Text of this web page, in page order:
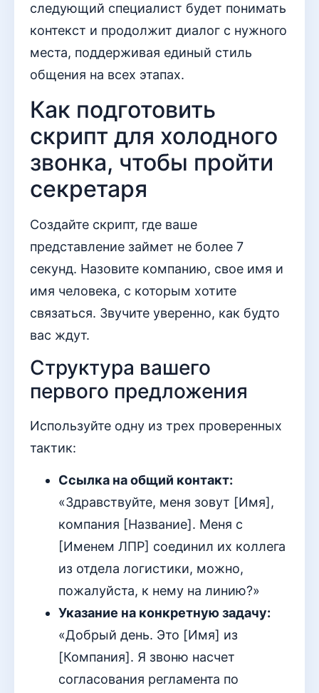
следующий специалист будет понимать
контекст и продолжит диалог с нужного
места, поддерживая единый стиль
общения на всех этапах.
Как подготовить
скрипт для холодного
звонка, чтобы пройти
секретаря
Создайте скрипт, где ваше
представление займет не более 7
секунд. Назовите компанию, свое имя и
имя человека, с которым хотите
связаться. Звучите уверенно, как будто
вас ждут.
Структура вашего
первого предложения
Используйте одну из трех проверенных
тактик:
Ссылка на общий контакт:
«Здравствуйте, меня зовут [Имя],
компания [Название]. Меня с
[Именем ЛПР] соединил их коллега
из отдела логистики, можно,
пожалуйста, к нему на линию?»
Указание на конкретную задачу:
«Добрый день. Это [Имя] из
[Компания]. Я звоню насчет
согласования регламента по